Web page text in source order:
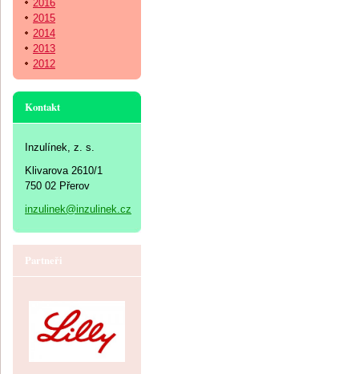
2016
2015
2014
2013
2012
Kontakt
Inzulínek, z. s.
Klivarova 2610/1
750 02 Přerov
inzulinek@inzulinek.cz
Partneři